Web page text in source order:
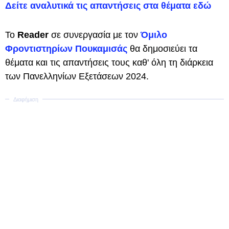
Δείτε αναλυτικά τις απαντήσεις στα θέματα εδώ
Το Reader σε συνεργασία με τονΌμιλο
Φροντιστηρίων Πουκαμισάς θα δημοσιεύει τα
θέματα και τις απαντήσεις τους καθ' όλη τη διάρκεια
των Πανελληνίων Εξετάσεων 2024.